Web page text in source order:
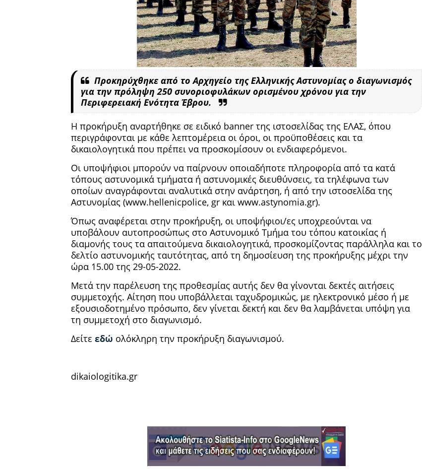
Προκηρύχθηκε από το Αρχηγείο της Ελληνικής Αστυνομίας ο διαγωνισμός
για την πρόληψη 250 συνοριοφυλάκων ορισμένου χρόνου για την
Περιφερειακή Ενότητα Έβρου.
Η προκήρυξη αναρτήθηκε σε ειδικό banner της ιστοσελίδας της ΕΛΑΣ, όπου
περιγράφονται με κάθε λεπτομέρεια οι όροι, οι προϋποθέσεις και τα
δικαιολογητικά που πρέπει να προσκομίσουν οι ενδιαφερόμενοι.
Οι υποψήφιοι μπορούν να παίρνουν οποιαδήποτε πληροφορία από τα κατά
τόπους αστυνομικά τμήματα ή αστυνομικές διευθύνσεις, τα τηλέφωνα των
οποίων αναγράφονται αναλυτικά στην ανάρτηση, ή από την ιστοσελίδα της
Αστυνομίας (www.hellenicpolice, gr και www.astynomia.gr).
Όπως αναφέρεται στην προκήρυξη, οι υποψήφιοι/ες υποχρεούνται να
υποβάλουν αυτοπροσώπως στο Αστυνομικό Τμήμα του τόπου κατοικίας ή
διαμονής τους τα απαιτούμενα δικαιολογητικά, προσκομίζοντας παράλληλα και το
δελτίο αστυνομικής ταυτότητας, από τη δημοσίευση της προκήρυξης μέχρι την
ώρα 15.00 της 29-05-2022.
Μετά την παρέλευση της προθεσμίας αυτής δεν θα γίνονται δεκτές αιτήσεις
συμμετοχής. Αίτηση που υποβάλλεται ταχυδρομικώς, με ηλεκτρονικό μέσο ή με
εξουσιοδοτημένο πρόσωπο, δεν γίνεται δεκτή και δεν θα λαμβάνεται υπόψη για
τη συμμετοχή στο διαγωνισμό.
Δείτε εδώ ολόκληρη την προκήρυξη διαγωνισμού.
dikaiologitika.gr